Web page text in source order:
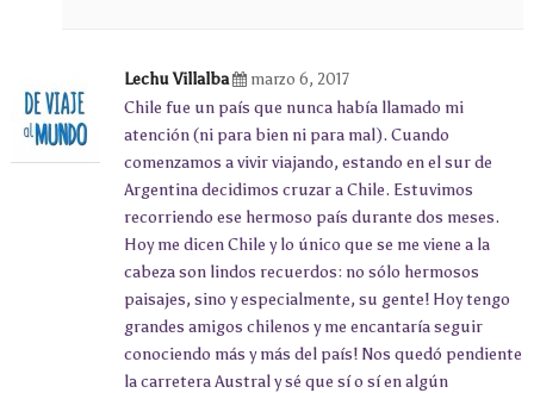
Lechu Villalba marzo 6, 2017
Chile fue un país que nunca había llamado mi
atención (ni para bien ni para mal). Cuando
comenzamos a vivir viajando, estando en el sur de
Argentina decidimos cruzar a Chile. Estuvimos
recorriendo ese hermoso país durante dos meses.
Hoy me dicen Chile y lo único que se me viene a la
cabeza son lindos recuerdos: no sólo hermosos
paisajes, sino y especialmente, su gente! Hoy tengo
grandes amigos chilenos y me encantaría seguir
conociendo más y más del país! Nos quedó pendiente
la carretera Austral y sé que sí o sí en algún